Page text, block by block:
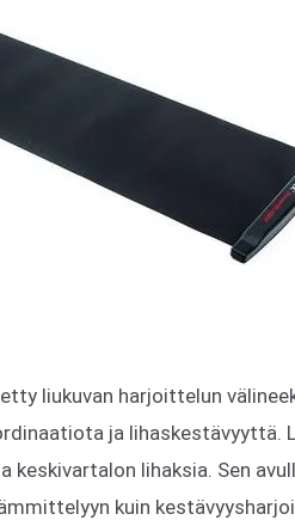
liukuvan harjoittelun
ja lihaskestävyyttä.
lihaksia. Sen
kuin